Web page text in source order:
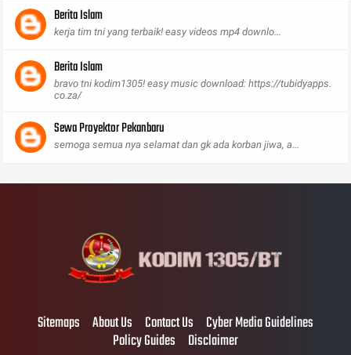
Berita Islam
kerja tim tni yang terbaik! easy videos mp4 downlo...
Berita Islam
bravo tni kodim1305! easy music download: https://tubidyapps.
co.za/
Sewa Proyektor Pekanbaru
semoga semua nya selamat dan gk ada korban jiwa, a...
Sitemaps About Us Contact Us Cyber Media Guidelines
Policy Guides Disclaimer